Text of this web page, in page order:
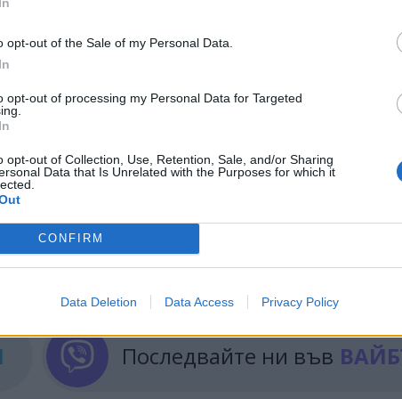
opt-out of the Sale of my Personal Data.
opt-out of processing my Personal Data for Targeted
opt-out of Collection, Use, Retention, Sale, and/or Sharing
Data that Is Unrelated with the Purposes for which it
CONFIRM
Data Deletion Data Access Privacy Policy
и Карелия. Монтирането им ще отнеме
Ремонтните работи по водопровода ще
дущи в Подмосковието, при температури от
НОВИНИ »
Последвайте ни във